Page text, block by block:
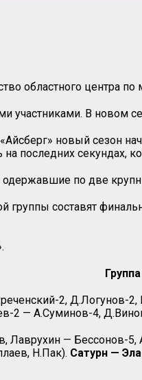
областного центра по
участниками. В
новый сезон
последних
одержавшие по две
составят
2, Д.Логунов-
2 — А.Суминов-4,
Лаврухин — Бессонов-5,
Н.Пак). Сатурн —